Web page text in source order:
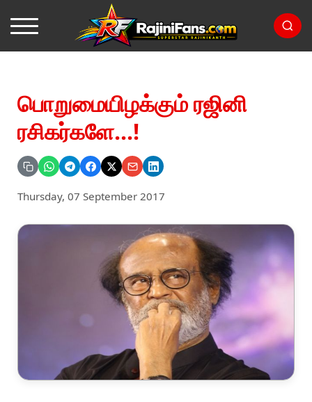
பொறுமையிழக்கும் ரஜினி
ரசிகர்களே...!
Thursday, 07 September 2017